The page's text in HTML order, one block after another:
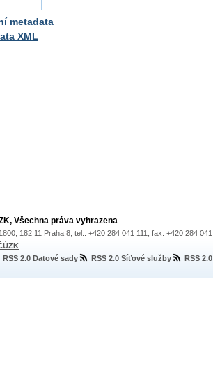
metadata
XML
Všechna práva vyhrazena
182 11 Praha 8, tel.: +420 284 041 111, fax: +420 284
RSS 2.0 Datové sady RSS 2.0 Síťové služby RSS